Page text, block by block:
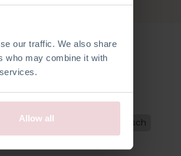
our traffic. We also share
who may combine it with
Allow all
Häkelnadel gehäkelt.
bestellen
Französisch
Spanisch